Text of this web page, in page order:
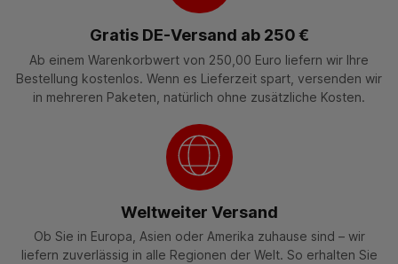
Gratis DE-Versand ab 250 €
Ab einem Warenkorbwert von 250,00 Euro liefern wir Ihre
Bestellung kostenlos. Wenn es Lieferzeit spart, versenden wir
in mehreren Paketen, natürlich ohne zusätzliche Kosten.
Weltweiter Versand
Ob Sie in Europa, Asien oder Amerika zuhause sind – wir
liefern zuverlässig in alle Regionen der Welt. So erhalten Sie